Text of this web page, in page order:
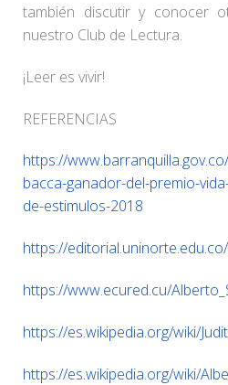
también discutir y conocer
nuestro Club de Lectura.
¡Leer es vivir!
REFERENCIAS
https://
bacca-ganador-del-premio-
de-estimulos-2018
https://
https://www.ecured.cu/
https://es.wikipedia.org/wiki/
https://es.wikipedia.org/wiki/